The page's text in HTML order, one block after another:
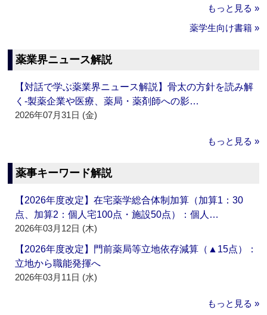
もっと見る »
薬学生向け書籍 »
薬業界ニュース解説
【対話で学ぶ薬業界ニュース解説】骨太の方針を読み解
く‐製薬企業や医療、薬局・薬剤師への影…
2026年07月31日 (金)
もっと見る »
薬事キーワード解説
【2026年度改定】在宅薬学総合体制加算（加算1：30
点、加算2：個人宅100点・施設50点）：個人…
2026年03月12日 (木)
【2026年度改定】門前薬局等立地依存減算（▲15点）：
立地から職能発揮へ
2026年03月11日 (水)
もっと見る »